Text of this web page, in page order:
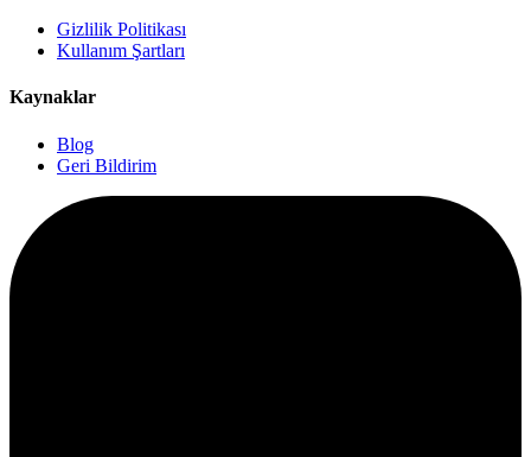
Gizlilik Politikası
Kullanım Şartları
Kaynaklar
Blog
Geri Bildirim